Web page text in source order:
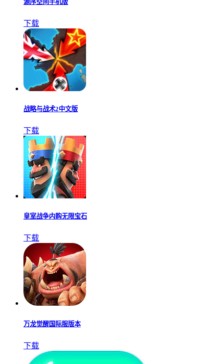
源序空间手机版
下载
战略与战术2中文版
下载
皇室战争内购无限宝石
下载
万龙觉醒国际服版本
下载